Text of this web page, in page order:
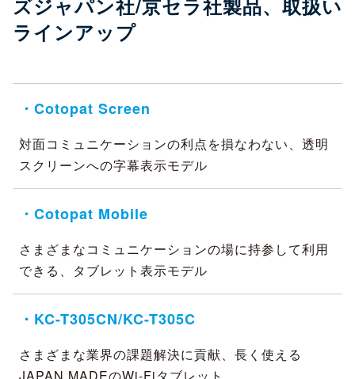
ズジャパン社/京セラ社製品、取扱い
ラインアップ
・Cotopat Screen
対面コミュニケーションの利点を損なわない、透明
スクリーンへの字幕表示モデル
・Cotopat Mobile
さまざまなコミュニケーションの場に持参して利用
できる、タブレット表示モデル
・KC-T305CN/KC-T305C
さまざまな業界の課題解決に貢献、長く使える